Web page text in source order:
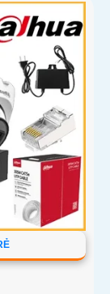
AI Phát
và giám sát